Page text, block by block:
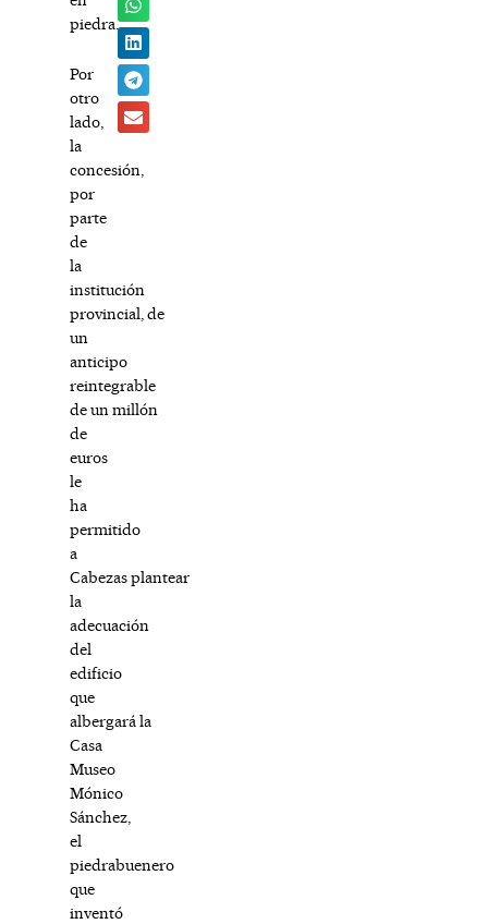
piedra.
Por
otro
lado,
la
concesión,
por
parte
de
la
institución
provincial, de
un
anticipo
reintegrable
de un millón
de
euros
le
ha
permitido
a
Cabezas plantear
la
adecuación
del
edificio
que
albergará la
Casa
Museo
Mónico
Sánchez,
el
piedrabuenero
que
inventó